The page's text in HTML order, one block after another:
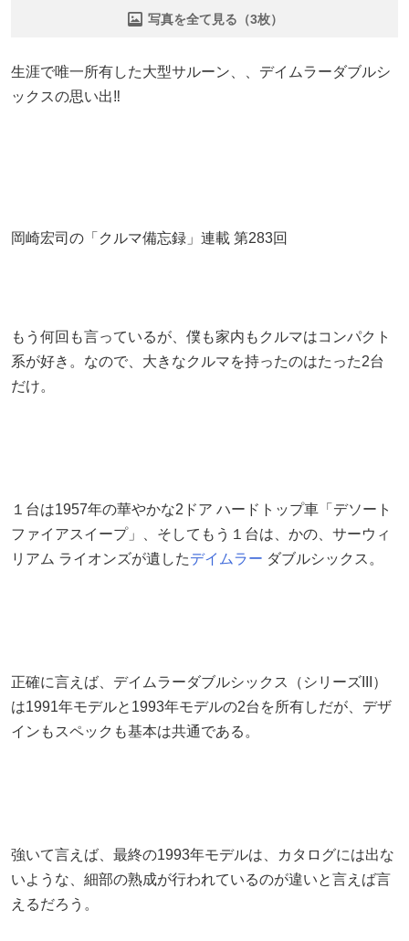
写真を全て見る（3枚）
生涯で唯一所有した大型サルーン、、デイムラーダブルシ
ックスの思い出‼
岡崎宏司の「クルマ備忘録」連載 第283回
もう何回も言っているが、僕も家内もクルマはコンパクト
系が好き。なので、大きなクルマを持ったのはたった2台
だけ。
１台は1957年の華やかな2ドア ハードトップ車「デソート
ファイアスイープ」、そしてもう１台は、かの、サーウィ
リアム ライオンズが遺したデイムラー ダブルシックス。
正確に言えば、デイムラーダブルシックス（シリーズIII）
は1991年モデルと1993年モデルの2台を所有しだが、デザ
インもスペックも基本は共通である。
強いて言えば、最終の1993年モデルは、カタログには出な
いような、細部の熟成が行われているのが違いと言えば言
えるだろう。